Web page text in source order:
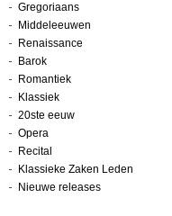
Gregoriaans
Middeleeuwen
Renaissance
Barok
Romantiek
Klassiek
20ste eeuw
Opera
Recital
Klassieke Zaken Leden
Nieuwe releases